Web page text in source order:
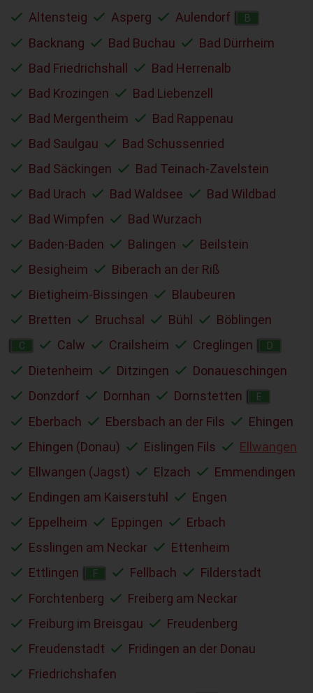
Altensteig
Asperg Aulendorf B
Backnang Bad Buchau
Bad Dürrheim
Bad Friedrichshall
Bad Herrenalb
Bad Krozingen
Bad Liebenzell
Bad Mergentheim
Bad Rappenau
Bad Saulgau
Bad Schussenried
Bad Säckingen
Bad Teinach-Zavelstein
Bad Urach
Bad Waldsee
Bad Wildbad
Bad Wimpfen
Bad Wurzach
Baden-Baden
Balingen
Beilstein
Besigheim
Biberach an der Riß
Bietigheim-Bissingen
Blaubeuren
Bretten
Bruchsal Bühl Böblingen
C Calw Crailsheim Creglingen D
Dietenheim Ditzingen
Donaueschingen
Donzdorf
Dornhan Dornstetten E
Eberbach Ebersbach an der Fils
Ehingen
Ehingen (Donau)
Eislingen Fils
Ellwangen
Ellwangen (Jagst)
Elzach
Emmendingen
Endingen am Kaiserstuhl
Engen
Eppelheim
Eppingen
Erbach
Esslingen am Neckar
Ettenheim
Ettlingen
F Fellbach
Filderstadt
Forchtenberg
Freiberg am Neckar
Freiburg im Breisgau
Freudenberg
Freudenstadt
Fridingen an der Donau
Friedrichshafen